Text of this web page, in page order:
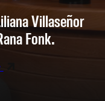
Villaseñor
Fonk.